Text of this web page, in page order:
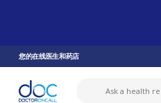
您的在线医生和药店
匿名